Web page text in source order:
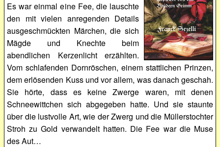
Es war einmal eine Fee, die lauschte
den mit vielen anregenden Details
ausgeschmückten Märchen, die sich
Mägde und Knechte beim
abendlichen Kerzenlicht erzählten.
Vom schlafenden Dornröschen, einem stattlichen Prinzen,
dem erlösenden Kuss und vor allem, was danach geschah.
Sie hörte, dass es keine Zwerge waren, mit denen
Schneewittchen sich abgegeben hatte. Und sie staunte
über die lustvolle Art, wie der Zwerg und die Müllerstochter
Stroh zu Gold verwandelt hatten. Die Fee war die Muse
des Aut…